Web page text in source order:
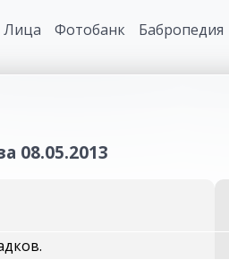
Лица Фотобанк Бабропедия
08.05.2013